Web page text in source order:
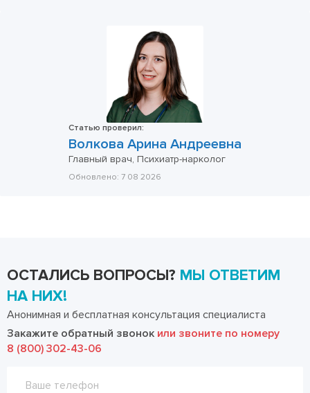
Статью проверил:
Волкова Арина Андреевна
Главный врач, Психиатр-нарколог
Обновлено: 7 08 2026
ОСТАЛИСЬ ВОПРОСЫ? МЫ ОТВЕТИМ
НА НИХ!
Анонимная и бесплатная консультация специалиста
Закажите обратный звонок или звоните по номеру
8 (800) 302-43-06